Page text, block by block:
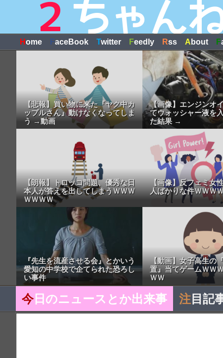
Home FaceBook Twitter Feedly Rss A bout F
【悲報】買い物に来た『ヤク中カ
ップルさん』動けなくなってしま
う →動画
【画像】エンジンオ
てウォッシャー液を
た結果 →
【朗報】トロッコ問題、優秀な日
本人が答えを出してしまうＷＷＷ
ＷＷＷＷ
【画像】反フェミ女
人ばかりな件ＷＷＷ
『先生を流産させる会』とかいう
愛知の中学校で企てられた恐ろし
い事件
【動画】女子高生の
置』当てゲームＷＷ
ＷＷ
今日のニュースとか出来事 注 目記